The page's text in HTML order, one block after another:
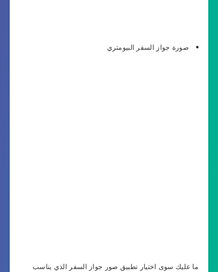
صورة جواز السفر البيومتري
ما عليك سوى اختيار تطبيق صور جواز السفر الذي يناسب